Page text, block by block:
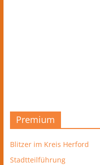
Premium
Blitzer im Kreis Herford
Stadtteilführung